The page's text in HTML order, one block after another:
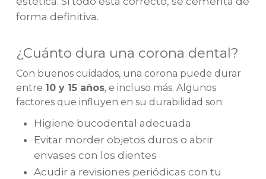
forma definitiva.
¿Cuánto dura una corona dental?
Con buenos cuidados, una corona puede durar
entre 10 y 15 años, e incluso más. Algunos
factores que influyen en su durabilidad son:
Higiene bucodental adecuada
Evitar morder objetos duros o abrir
envases con los dientes
Acudir a revisiones periódicas con tu